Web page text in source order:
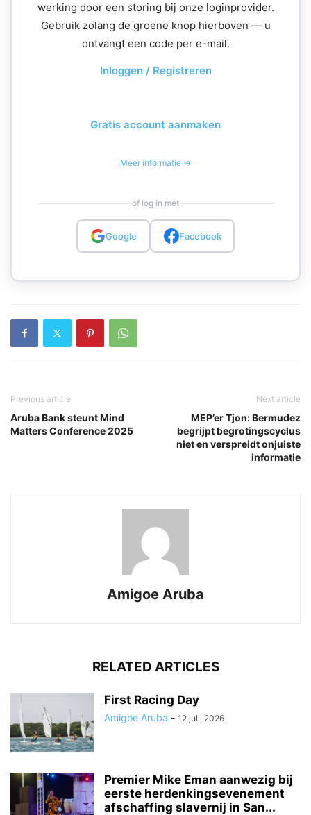
werking door een storing bij onze loginprovider.
Gebruik zolang de groene knop hierboven — u
ontvangt een code per e-mail.
Inloggen / Registreren
Gratis account aanmaken
Meer informatie →
of log in met
Google Facebook
Previous article
Aruba Bank steunt Mind
Matters Conference 2025
Next article
MEP’er Tjon: Bermudez
begrijpt begrotingscyclus
niet en verspreidt onjuiste
informatie
Amigoe Aruba
RELATED ARTICLES
First Racing Day
Amigoe Aruba - 12 juli, 2026
Premier Mike Eman aanwezig bij
eerste herdenkingsevenement
afschaffing slavernij in San...